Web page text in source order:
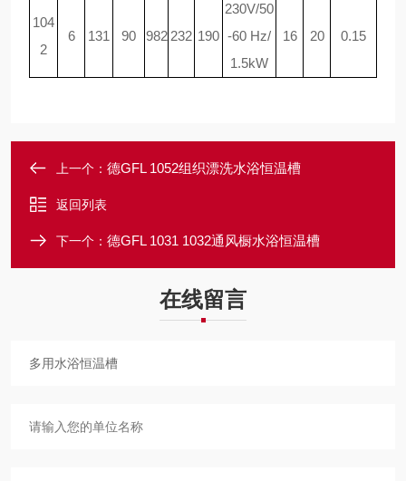
104
2
6 131 90 982 232 190
230V/50
-60 Hz/
1.5kW
16 20 0.15
上一个： 德GFL 1052组织漂洗水浴恒温槽
返回列表
下一个： 德GFL 1031 1032通风橱水浴恒温槽
在线留言